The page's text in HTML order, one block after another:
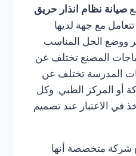
صيانة نظام انذار حريق
مع جهة لديها
ووضع الحل المناسب
المصنع تختلف عن
المدرسة تختلف عن
أو المركز الطبي. وكل
في الاعتبار عند تصميم
شركة متخصصة أنها